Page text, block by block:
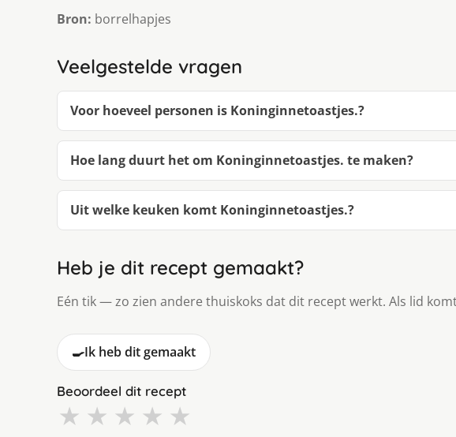
Bron: borrelhapjes
Veelgestelde vragen
Voor hoeveel personen is Koninginnetoastjes.?
Hoe lang duurt het om Koninginnetoastjes. te maken?
Uit welke keuken komt Koninginnetoastjes.?
Heb je dit recept gemaakt?
Eén tik — zo zien andere thuiskoks dat dit recept werkt. Als lid
🍳Ik heb dit gemaakt
Beoordeel dit recept
★ ★ ★ ★ ★